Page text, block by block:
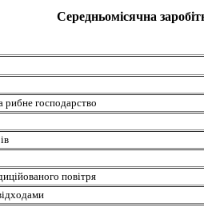
Середньомісячна
рибне господарство
повітря